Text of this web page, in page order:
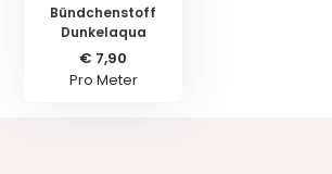
Bündchenstoff
Dunkelaqua
€ 7,90
Pro Meter